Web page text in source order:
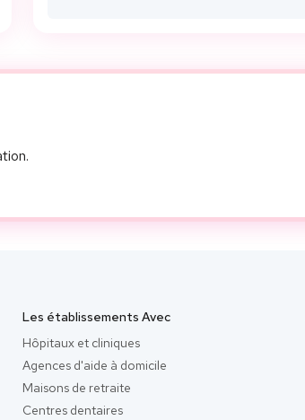
Les établissements Avec
Hôpitaux et cliniques
Agences d'aide à domicile
Maisons de retraite
Centres dentaires